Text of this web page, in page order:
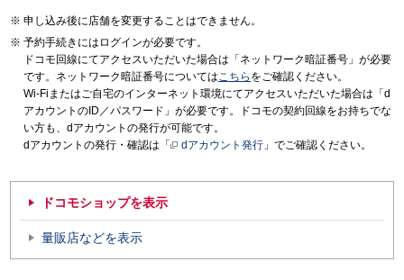
申し込み後に店舗を変更することはできません。
予約手続きにはログインが必要です。
ドコモ回線にてアクセスいただいた場合は「ネットワーク暗証番号」が必要
です。ネットワーク暗証番号についてはこちら をご確認ください。
Wi-Fiまたはご自宅のインターネット環境にてアクセスいただいた場合は「d
アカウントのID／パスワード」が必要です。ドコモの契約回線をお持ちでな
い方も、dアカウントの発行が可能です。
dアカウントの発行・確認は「
dアカウント発行 」でご確認ください。
ドコモショップを表示
量販店などを表示